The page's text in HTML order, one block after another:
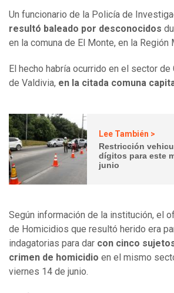
Un funcionario de la Policía de
resultó baleado por desconocidos
en la comuna de El Monte, en la Región
El hecho habría ocurrido en el sector
de Valdivia, en la citada comuna
Lee También >
Restricción
dígitos para este
junio
Según información de la institución, el
de Homicidios que resultó herido era
indagatorias para dar con cinco
crimen de homicidio en el mismo
viernes 14 de junio.